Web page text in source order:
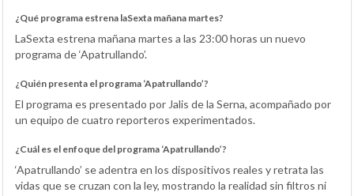
¿Qué programa estrena laSexta mañana martes?
LaSexta estrena mañana martes a las 23:00 horas un nuevo
programa de ‘Apatrullando’.
¿Quién presenta el programa ‘Apatrullando’?
El programa es presentado por Jalis de la Serna, acompañado por
un equipo de cuatro reporteros experimentados.
¿Cuál es el enfoque del programa ‘Apatrullando’?
‘Apatrullando’ se adentra en los dispositivos reales y retrata las
vidas que se cruzan con la ley, mostrando la realidad sin filtros ni